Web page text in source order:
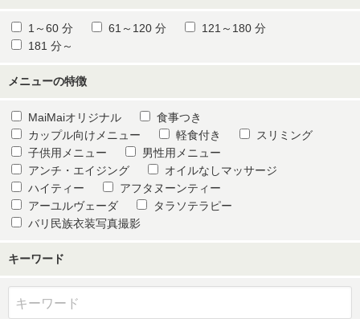
1～60 分 61～120 分
121～180 分
181 分～
メニューの特徴
MaiMaiオリジナル
食事つき
カップル向けメニュー
軽食付き
スリミング
子供用メニュー
男性用メニュー
アンチ・エイジング
オイルなしマッサージ
ハイティー
アフタヌーンティー
アーユルヴェーダ
タラソテラピー
バリ民族衣装写真撮影
キーワード